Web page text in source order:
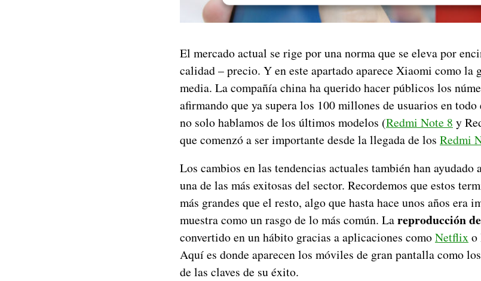
El mercado actual se rige por una norma que se eleva por
calidad – precio. Y en este apartado aparece Xiaomi como la
media. La compañía china ha querido hacer públicos los
afirmando que ya supera los 100 millones de usuarios en todo
no solo hablamos de los últimos modelos (Redmi Note 8 y
que comenzó a ser importante desde la llegada de los Redmi
Los cambios en las tendencias actuales también han ayudado
una de las más exitosas del sector. Recordemos que estos
más grandes que el resto, algo que hasta hace unos años era
muestra como un rasgo de lo más común. Lareproducción
convertido en un hábito gracias a aplicaciones comoNetflixo
Aquí es donde aparecen los móviles de gran pantalla como
de las claves de su éxito.